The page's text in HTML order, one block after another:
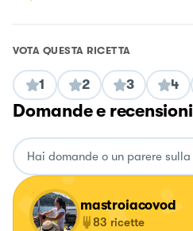
VOTA QUESTA RICETTA
1 2 3 4
Domande e recensioni
mastroiacovod
83 ricette